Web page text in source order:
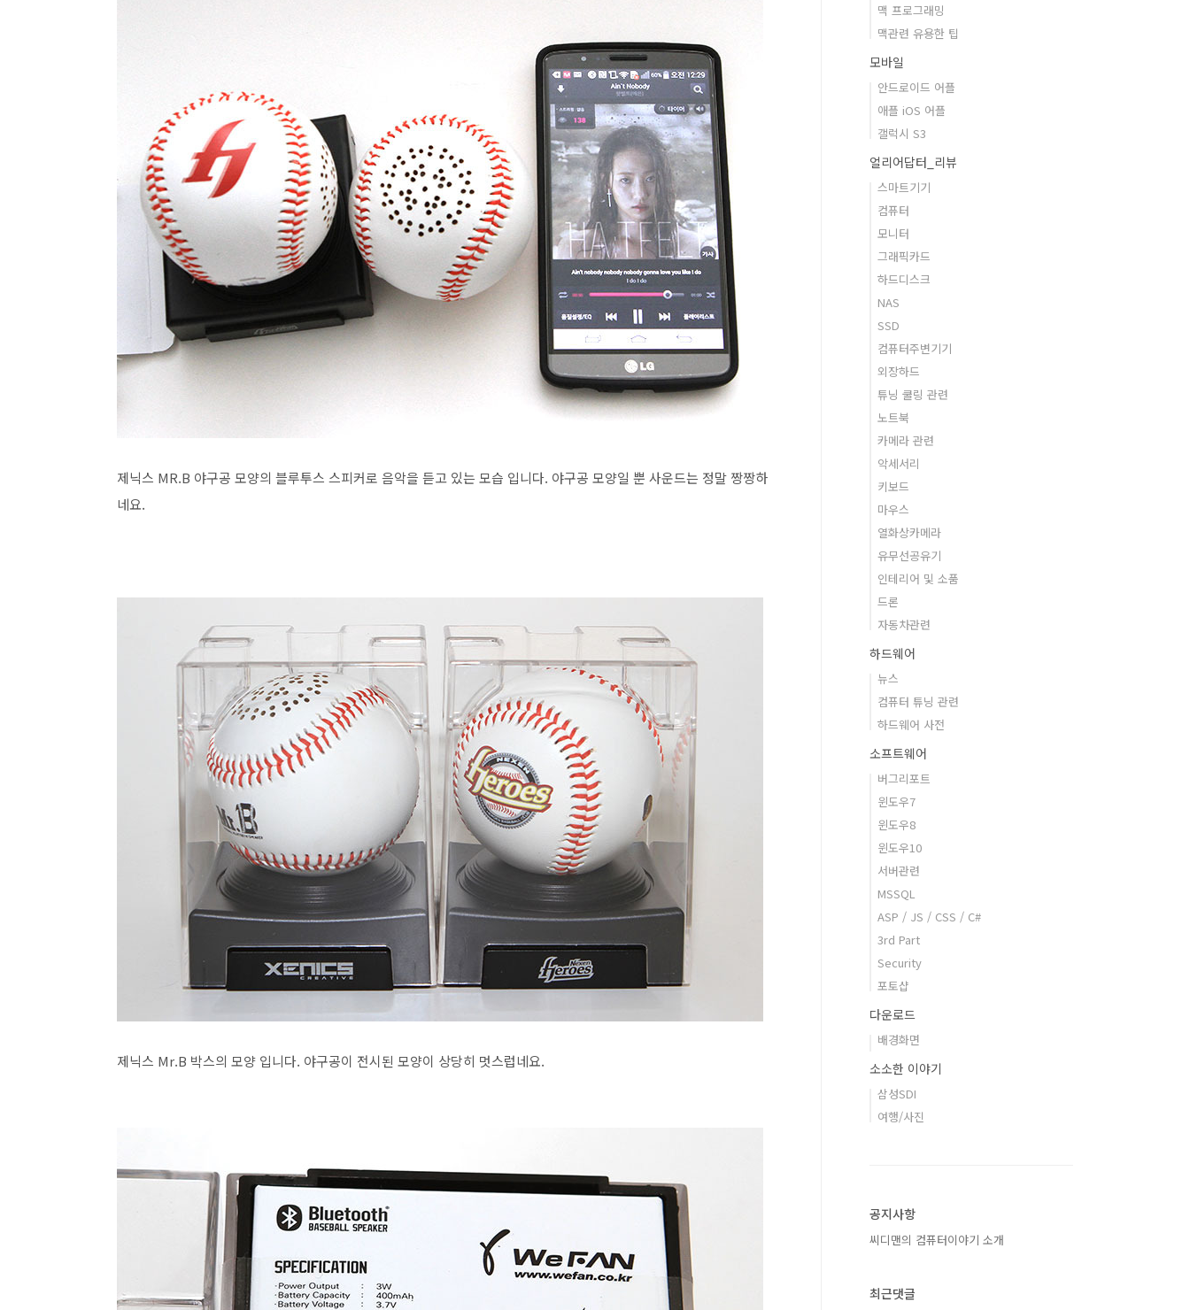
제닉스 MR.B 야구공 모양의 블루투스 스피커로 음악을 듣고 있는 모습 입니다. 야구공 모양일 뿐 사운드는 정말 짱짱하
네요.
제닉스 Mr.B 박스의 모양 입니다. 야구공이 전시된 모양이 상당히 멋스럽네요.
맥 프로그래밍
맥관련 유용한 팁
모바일
안드로이드 어플
애플 iOS 어플
갤럭시 S3
얼리어답터_리뷰
스마트기기
컴퓨터
모니터
그래픽카드
하드디스크
NAS
SSD
컴퓨터주변기기
외장하드
튜닝 쿨링 관련
노트북
카메라 관련
악세서리
키보드
마우스
열화상카메라
유무선공유기
인테리어 및 소품
드론
자동차관련
하드웨어
뉴스
컴퓨터 튜닝 관련
하드웨어 사전
소프트웨어
버그리포트
윈도우7
윈도우8
윈도우10
서버관련
MSSQL
ASP / JS / CSS / C#
3rd Part
Security
포토샵
다운로드
배경화면
소소한 이야기
삼성SDI
여행/사진
공지사항
씨디맨의 컴퓨터이야기 소개
최근댓글